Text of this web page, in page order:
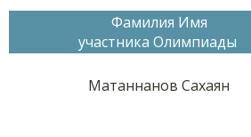
Фамилия Имя
участника Олимпиады
Матаннанов Сахаян